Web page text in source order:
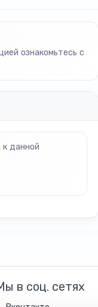
ознакомьтесь с
к данной
в соц. сетях